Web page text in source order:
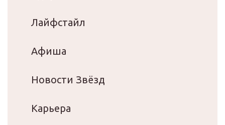
Лайфстайл
Афиша
Новости Звёзд
Карьера